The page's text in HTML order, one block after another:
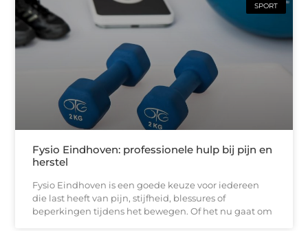
SPORT
Fysio Eindhoven: professionele hulp bij pijn en
herstel
Fysio Eindhoven is een goede keuze voor iedereen
die last heeft van pijn, stijfheid, blessures of
beperkingen tijdens het bewegen. Of het nu gaat om